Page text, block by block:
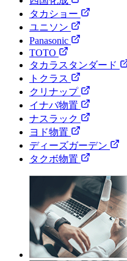
タカショー
ユニソン
Panasonic
TOTO
タカラスタンダード
トクラス
クリナップ
イナバ物置
ナスラック
ヨド物置
ディーズガーデン
タクボ物置